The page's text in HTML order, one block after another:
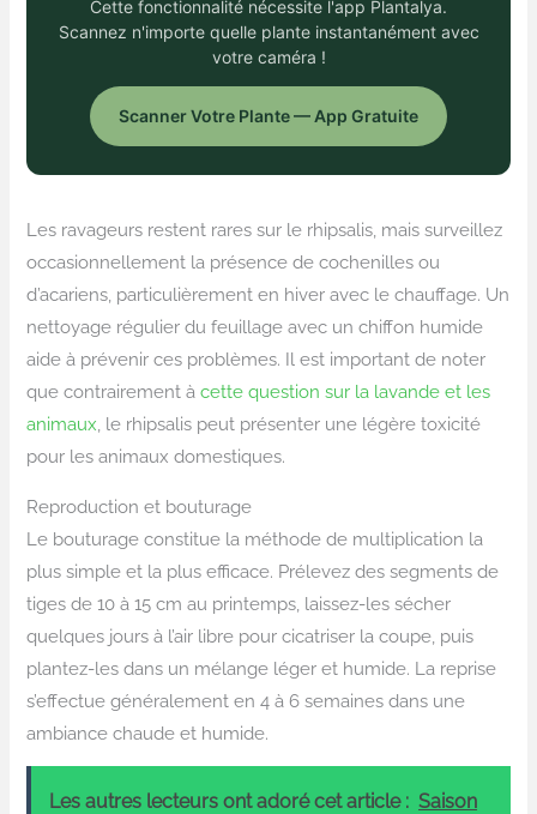
Cette fonctionnalité nécessite l'app Plantalya.
Scannez n'importe quelle plante instantanément avec
votre caméra !
Scanner Votre Plante — App Gratuite
Les ravageurs restent rares sur le rhipsalis, mais surveillez
occasionnellement la présence de cochenilles ou
d’acariens, particulièrement en hiver avec le chauffage. Un
nettoyage régulier du feuillage avec un chiffon humide
aide à prévenir ces problèmes. Il est important de noter
que contrairement àcette question sur la lavande et les
animaux , le rhipsalis peut présenter une légère toxicité
pour les animaux domestiques.
Reproduction et bouturage
Le bouturage constitue la méthode de multiplication la
plus simple et la plus efficace. Prélevez des segments de
tiges de 10 à 15 cm au printemps, laissez-les sécher
quelques jours à l’air libre pour cicatriser la coupe, puis
plantez-les dans un mélange léger et humide. La reprise
s’effectue généralement en 4 à 6 semaines dans une
ambiance chaude et humide.
Les autres lecteurs ont adoré cet article : Saison